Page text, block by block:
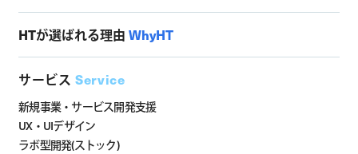
HTが選ばれる理由 WhyHT
サービス Service
新規事業・サービス開発支援
UX・UIデザイン
ラボ型開発(ストック)